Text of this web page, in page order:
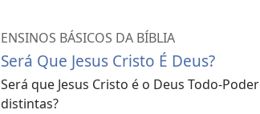
ENSINOS BÁSICOS DA BÍBLIA
Será Que Jesus Cristo É Deus?
Será que Jesus Cristo é o Deus Todo-
distintas?